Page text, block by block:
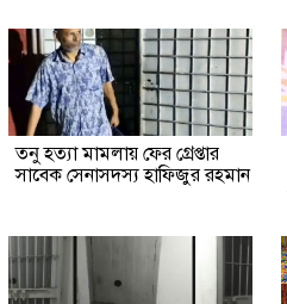
তনু হত্যা মামলায় ফের গ্রেপ্তার
সাবেক সেনাসদস্য হাফিজুর রহমান